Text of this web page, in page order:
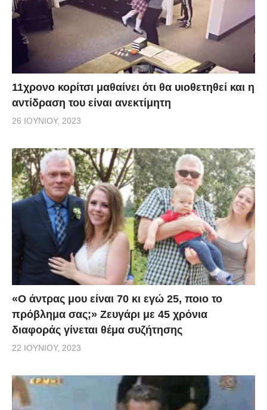
11χρονο κορίτσι μαθαίνει ότι θα υιοθετηθεί και η
αντίδραση του είναι ανεκτίμητη
26 ΙΟΥΝΊΟΥ, 2023
«Ο άντρας μου είναι 70 κι εγώ 25, ποιο το
πρόβλημα σας;» Ζευγάρι με 45 χρόνια
διαφοράς γίνεται θέμα συζήτησης
22 ΙΟΥΝΊΟΥ, 2023